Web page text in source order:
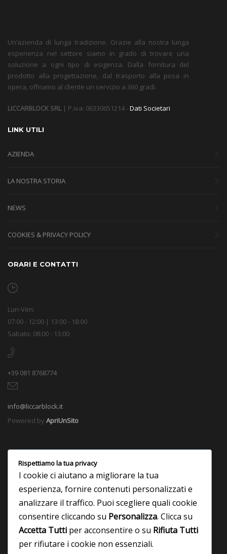
Un’azienda di lunga tradizione. Grazie alla nostra lunga
esperienza nel settore siamo in grado di trovare una
soluzione a ogni tipo di esigenza. Dalla fornitura del
prodotto alla progettazione, dal trasporto alla posa in
opera, offriamo al cliente un servizio a 360 gradi.
LICCARBLOCK SRL | P.iva: 06330651214 -Dati Societari
LINK UTILI
AZIENDA
LA NOSTRA STORIA
NEWS
COOKIES & PRIVACY POLICY
ORARI E CONTATTI
Lun-Ven:
07:00 - 12:00 | 13:00 - 18:00
Sabato: 08:00 - 13:00
+39 081 8768774
info@liccarblock.it
Powered by ApriUnSito
Rispettiamo la tua privacy
I cookie ci aiutano a migliorare la tua
esperienza, fornire contenuti personalizzati e
analizzare il traffico. Puoi scegliere quali cookie
consentire cliccando su Personalizza. Clicca su
Accetta Tutti per acconsentire o su Rifiuta Tutti
per rifiutare i cookie non essenziali.